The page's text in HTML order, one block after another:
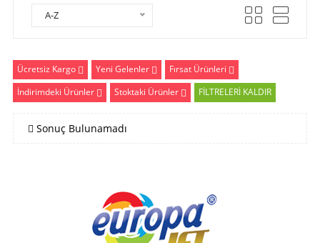
A-Z
Ücretsiz Kargo Yeni Gelenler
Fırsat Ürünleri
İndirimdeki Ürünler
Stoktaki Ürünler FİLTRELERİ KALDIR
Sonuç Bulunamadı